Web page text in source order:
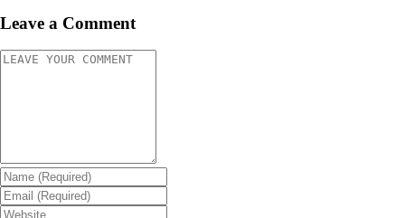
Leave a Comment